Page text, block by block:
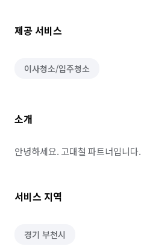
제공 서비스
이사청소/입주청소
소개
안녕하세요. 고대철 파트너입니다.
서비스 지역
경기 부천시